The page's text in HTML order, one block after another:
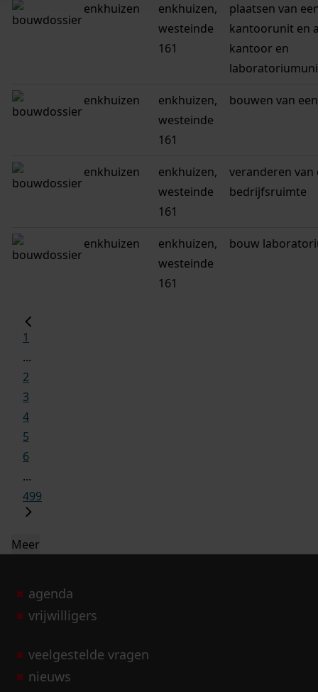
enkhuizen
enkhuizen,
westeinde
161
plaatsen van
kantoorunit en
kantoor en
enkhuizen
enkhuizen,
westeinde
161
bouwen van
enkhuizen
enkhuizen,
westeinde
161
veranderen van
bedrijfsruimte
enkhuizen
enkhuizen,
westeinde
161
bouw
1
...
2
3
4
5
6
...
499
Meer
agenda
vrijwilligers
veelgestelde vragen
nieuws